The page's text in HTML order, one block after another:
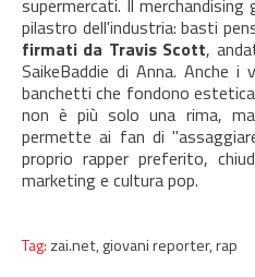
supermercati. Il
pilastro dell'industria: basti
firmati da Travis Scott,
SaikeBaddie di Anna. Anche
banchetti che fondono
non è più solo una rima,
permette ai fan di
proprio rapper preferito,
marketing e cultura pop.
Tag: zai.net,giovani reporter,rap